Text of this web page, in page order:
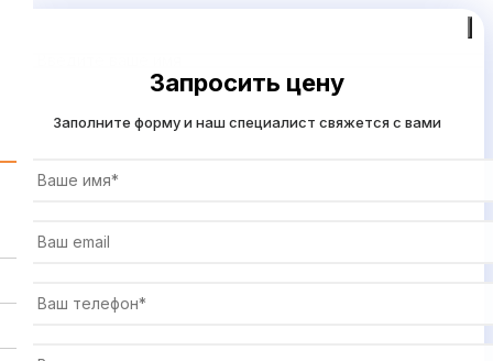
Запросить цену
Заполните форму и наш специалист свяжется с вами